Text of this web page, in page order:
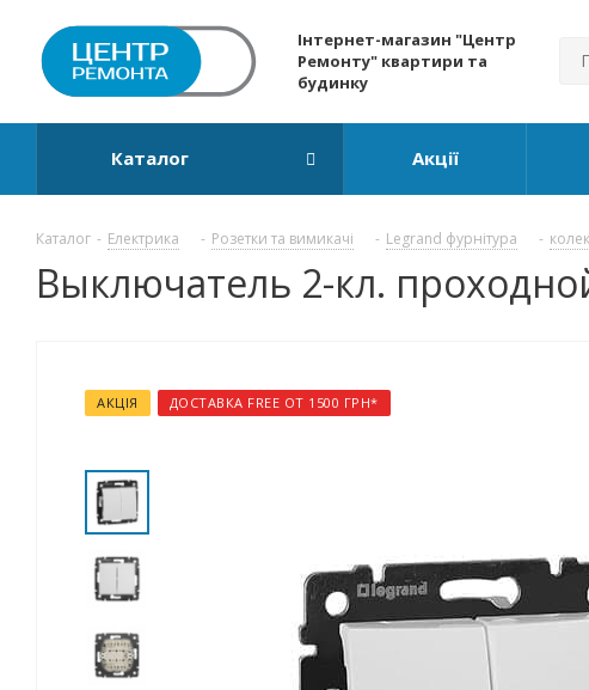
Інтернет-магазин "Центр
Ремонту" квартири та
будинку
Каталог Акції
Каталог - Електрика - Розетки та вимикачі - Legrand фурнітура -
Выключатель 2-кл.
АКЦІЯ ДОСТАВКА FREE ОТ 1500 ГРН*